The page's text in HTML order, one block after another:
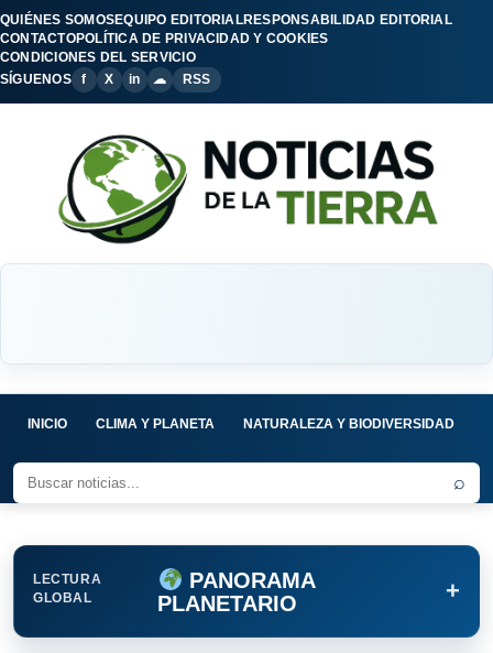
QUIÉNES SOMOSEQUIPO EDITORIALRESPONSABILIDAD EDITORIAL
CONTACTOPOLÍTICA DE PRIVACIDAD Y COOKIES
CONDICIONES DEL SERVICIO
SÍGUENOS
f X in ☁ RSS
INICIO CLIMA Y PLANETA NATURALEZA Y BIODIVERSIDAD
⌕
LECTURA
GLOBAL
PANORAMA
PLANETARIO
+